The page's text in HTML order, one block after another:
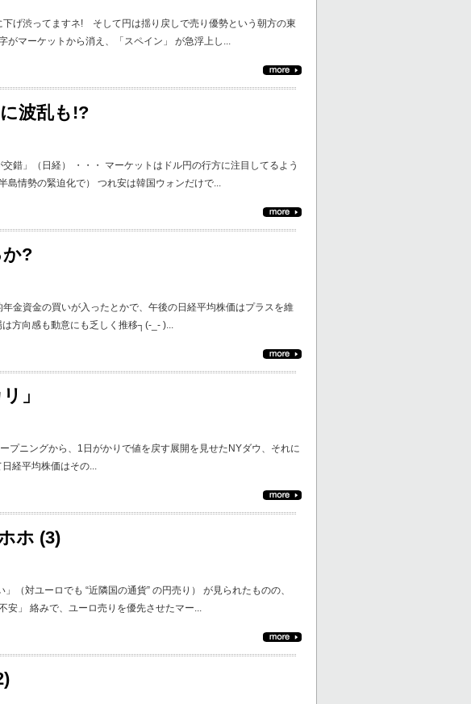
げ渋ってますネ! そして円は揺り戻しで売り優勢という朝方の東
がマーケットから消え、「スペイン」 が急浮上し...
波乱も!?
錯」（日経） ・・・ マーケットはドル円の行方に注目してるよう
島情勢の緊迫化で） つれ安は韓国ウォンだけで...
?
金資金の買いが入ったとかで、午後の日経平均株価はプラスを維
方向感も動意にも乏しく推移┐(-_- )...
」
プニングから、1日がかりで値を戻す展開を見せたNYダウ、それに
経平均株価はその...
ホ (3)
（対ユーロでも “近隣国の通貨” の円売り） が見られたものの、
安」 絡みで、ユーロ売りを優先させたマー...